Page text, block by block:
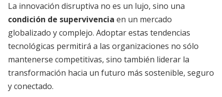
La innovación disruptiva no es un lujo, sino una
condición de supervivencia en un mercado
globalizado y complejo. Adoptar estas tendencias
tecnológicas permitirá a las organizaciones no sólo
mantenerse competitivas, sino también liderar la
transformación hacia un futuro más sostenible, seguro
y conectado.